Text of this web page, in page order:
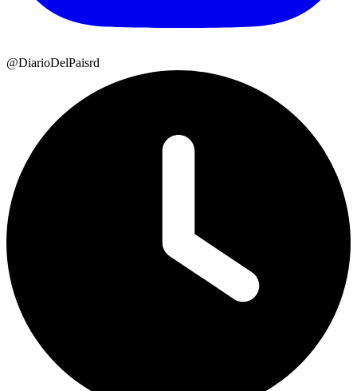
@DiarioDelPaisrd